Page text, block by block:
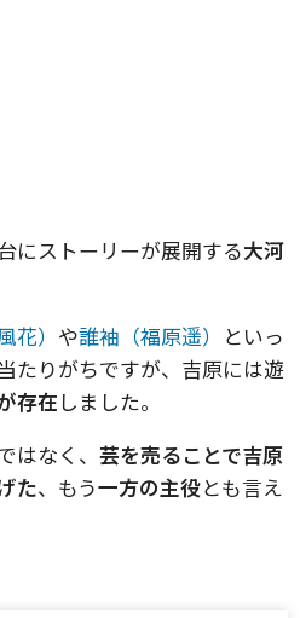
にストーリーが展開する大河
） や誰袖（福原遥） といっ
たりがちですが、吉原には遊
存在 しました。
はなく、 芸を売ることで吉原
た、もう一方の主役とも言え